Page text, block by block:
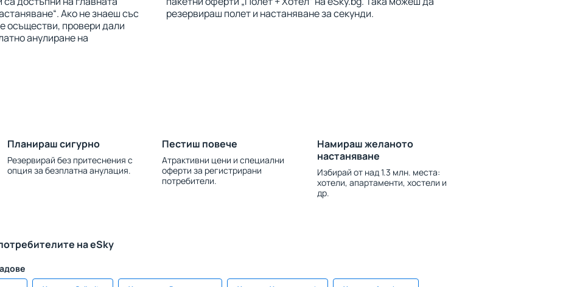
Ако не знаеш със
осъществи, провери дали
анулиране на
резервираш полет и настаняване за секунди.
Планираш сигурно
Резервирай без притеснения с
опция за безплатна анулация.
Пестиш повече
Атрактивни цени и специални
оферти за регистрирани
потребители.
Намираш желаното
настаняване
Избирай от над 1.3 млн. места:
хотели, апартаменти, хостели и
др.
на eSky